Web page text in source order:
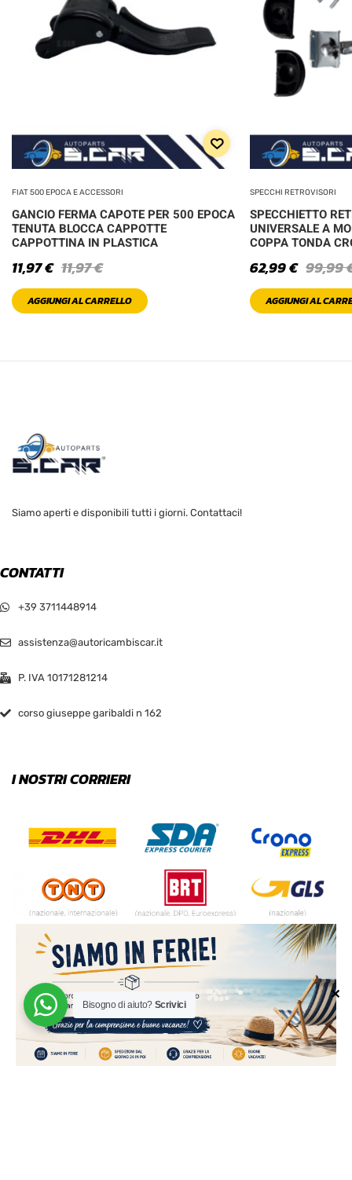
✕
FIAT 500 EPOCA E ACCESSORI
GANCIO FERMA CAPOTE PER 500 EPOCA
TENUTA BLOCCA CAPPOTTE
CAPPOTTINA IN PLASTICA
11,97€
11,97€
AGGIUNGI AL CARRELLO
SPECCHI RETROVISORI
SPECCHIETTO
UNIVERSALE A
COPPA TONDA
99,99
62,99€
AGGIUNGI AL
Siamo aperti e disponibili tutti i giorni. Contattaci!
CONTATTI
+39 3711448914
assistenza@autoricambiscar.it
P. IVA 10171281214
corso giuseppe garibaldi n 162
I NOSTRI CORRIERI
© 2024 | MADE WITH ♥️ BY
Bisogno di aiuto? Scrivici